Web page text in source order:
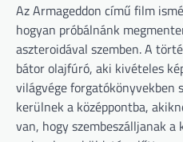
Az Armageddon című film
hogyan próbálnánk
aszteroidával szemben. A
bátor olajfúró, aki kivételes
világvége forgatókönyvekben
kerülnek a középpontba,
van, hogy szembeszálljanak